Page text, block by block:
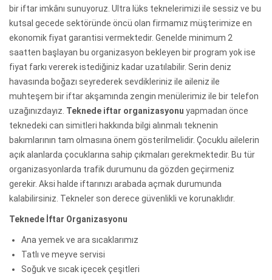
bir iftar imkânı sunuyoruz. Ultra lüks teknelerimizi ile sessiz ve bu
kutsal gecede sektöründe öncü olan firmamız müşterimize en
ekonomik fiyat garantisi vermektedir. Genelde minimum 2
saatten başlayan bu organizasyon bekleyen bir program yok ise
fiyat farkı vererek istediğiniz kadar uzatılabilir. Serin deniz
havasında boğazı seyrederek sevdikleriniz ile aileniz ile
muhteşem bir iftar akşamında zengin menülerimiz ile bir telefon
uzağınızdayız. Teknede iftar organizasyonu yapmadan önce
teknedeki can simitleri hakkında bilgi alınmalı teknenin
bakımlarının tam olmasına önem gösterilmelidir. Çocuklu ailelerin
açık alanlarda çocuklarına sahip çıkmaları gerekmektedir. Bu tür
organizasyonlarda trafik durumunu da gözden geçirmeniz
gerekir. Aksi halde iftarınızı arabada açmak durumunda
kalabilirsiniz. Tekneler son derece güvenlikli ve korunaklıdır.
Teknede İftar Organizasyonu
Ana yemek ve ara sıcaklarımız
Tatlı ve meyve servisi
Soğuk ve sıcak içecek çeşitleri